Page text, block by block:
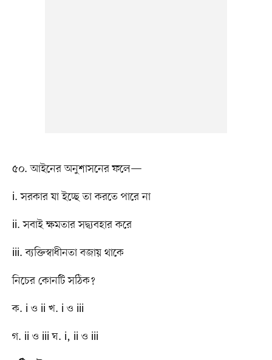
৫০. আইনের অনুশাসনের ফলে—
i. সরকার যা ইচ্ছে তা করতে পারে না
ii. সবাই ক্ষমতার সদ্ব্যবহার করে
iii. ব্যক্তিস্বাধীনতা বজায় থাকে
নিচের কোনটি সঠিক?
ক. i ও ii খ. i ও iii
গ. ii ও iii ঘ. i, ii ও iii